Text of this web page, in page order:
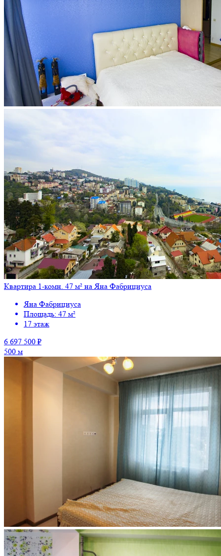
Квартира 1-комн. 47 м² на Яна Фабрициуса
Яна Фабрициуса
Площадь: 47 м²
17 этаж
6 697 500 ₽
500 м